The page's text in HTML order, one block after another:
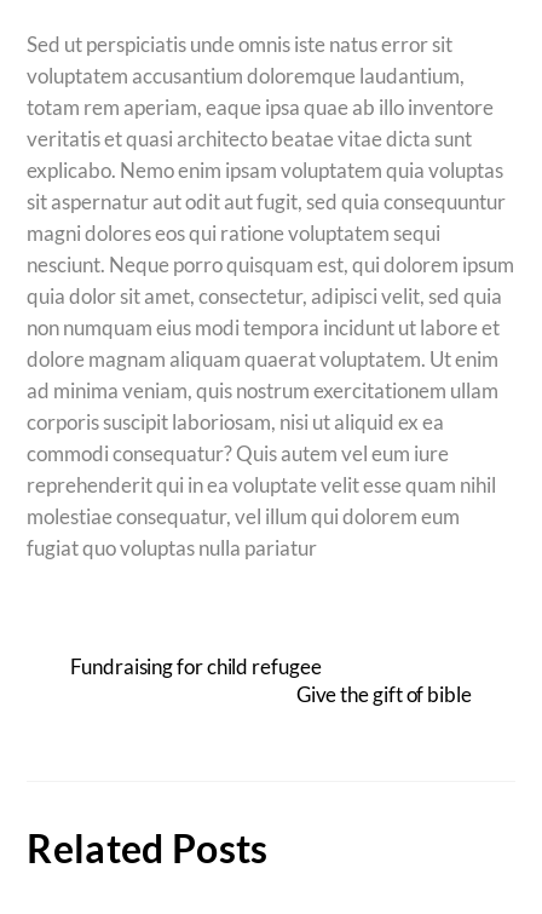
Sed ut perspiciatis unde omnis iste natus error sit
voluptatem accusantium doloremque laudantium,
totam rem aperiam, eaque ipsa quae ab illo inventore
veritatis et quasi architecto beatae vitae dicta sunt
explicabo. Nemo enim ipsam voluptatem quia voluptas
sit aspernatur aut odit aut fugit, sed quia consequuntur
magni dolores eos qui ratione voluptatem sequi
nesciunt. Neque porro quisquam est, qui dolorem ipsum
quia dolor sit amet, consectetur, adipisci velit, sed quia
non numquam eius modi tempora incidunt ut labore et
dolore magnam aliquam quaerat voluptatem. Ut enim
ad minima veniam, quis nostrum exercitationem ullam
corporis suscipit laboriosam, nisi ut aliquid ex ea
commodi consequatur? Quis autem vel eum iure
reprehenderit qui in ea voluptate velit esse quam nihil
molestiae consequatur, vel illum qui dolorem eum
fugiat quo voluptas nulla pariatur
Fundraising for child refugee
Give the gift of bible
Related Posts